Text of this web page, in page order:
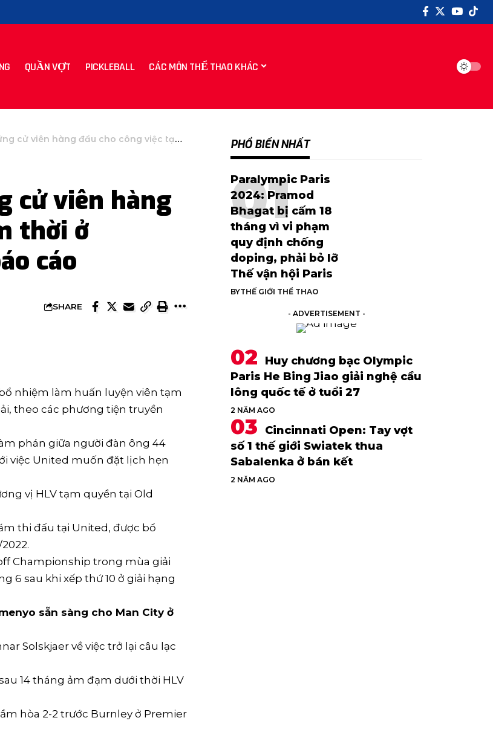
QUẦN VỢT PICKLEBALL CÁC MÔN THỂ THAO KHÁC
đầu cho công việc tạm thời ở Manchester United: báo cáo
cử viên hàng
thời ở
cáo
SHARE
nhiệm làm huấn luyện viên tạm
theo các phương tiện truyền
phán giữa người đàn ông 44
việc United muốn đặt lịch hẹn
vị HLV tạm quyền tại Old
thi đấu tại United, được bổ
Championship trong mùa giải
6 sau khi xếp thứ 10 ở giải hạng
sẵn sàng cho Man City ở
Solskjaer về việc trở lại câu lạc
14 tháng ảm đạm dưới thời HLV
hòa 2-2 trước Burnley ở Premier
PHỔ BIẾN NHẤT
Paralympic Paris
2024: Pramod
Bhagat bị cấm 18
tháng vì vi phạm
quy định chống
doping, phải bỏ lỡ
Thế vận hội Paris
BYTHẾ GIỚI THỂ THAO
- ADVERTISEMENT -
Huy chương bạc Olympic
Paris He Bing Jiao giải nghệ cầu
lông quốc tế ở tuổi 27
2 NĂM AGO
Cincinnati Open: Tay vợt
số 1 thế giới Swiatek thua
Sabalenka ở bán kết
2 NĂM AGO